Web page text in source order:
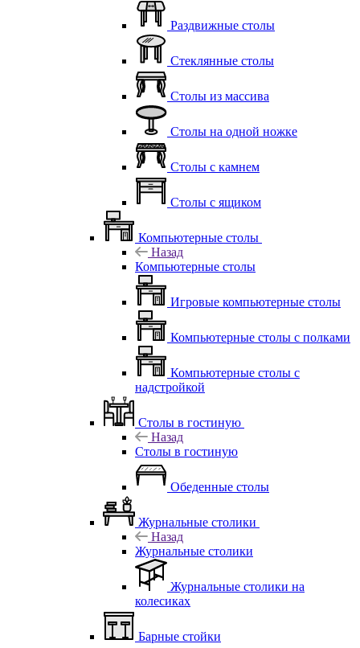
Раздвижные столы
Стеклянные столы
Столы из массива
Столы на одной ножке
Столы с камнем
Столы с ящиком
Компьютерные столы
Назад
Компьютерные столы
Игровые компьютерные столы
Компьютерные столы с полками
Компьютерные столы с
надстройкой
Столы в гостиную
Назад
Столы в гостиную
Обеденные столы
Журнальные столики
Назад
Журнальные столики
Журнальные столики на
колесиках
Барные стойки